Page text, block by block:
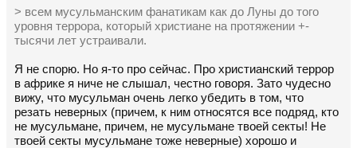
> всем мусульманским фанатикам как до Луны до того
уровня террора, который христиане на протяжении +-
тысячи лет устраивали.
Я не спорю. Но я-то про сейчас. Про христианский террор
в африке я ниче не слышал, честно говоря. Зато чудесно
вижу, что мусульман очень легко убедить в том, что
резать неверных (причем, к ним относятся все подряд, кто
не мусульмане, причем, не мусульмане твоей секты! Не
твоей секты мусульмане тоже неверные) хорошо и